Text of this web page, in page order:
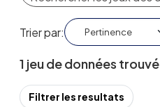
Trier par
1 jeu de données trouvé
Filtrer les resultats